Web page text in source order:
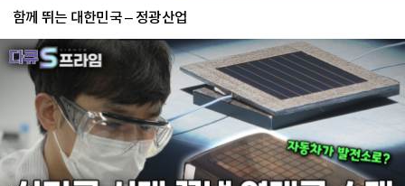
함께 뛰는 대한민국 – 정광산업